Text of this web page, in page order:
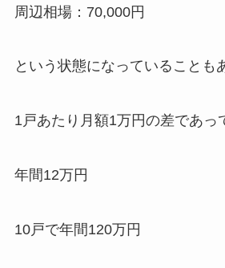
周辺相場：70,000円
という状態になっていることも
1戸あたり月額1万円の差であっ
年間12万円
10戸で年間120万円